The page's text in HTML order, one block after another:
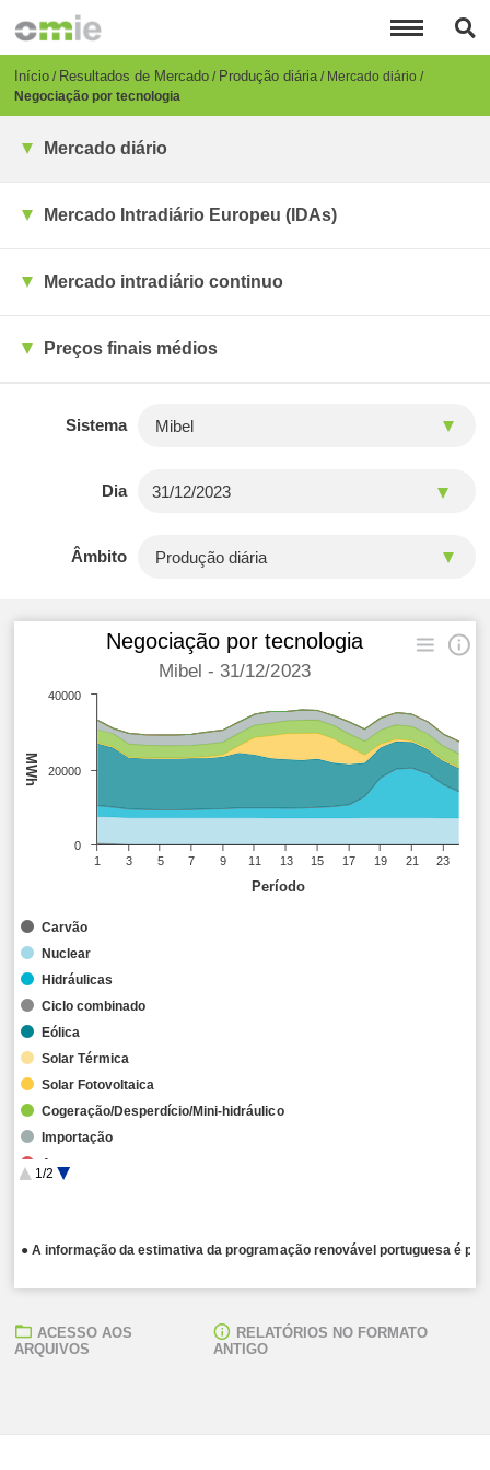
para
conteúdo
principal
Breadcrumb
Início Resultados de Mercado Produção diária Mercado diário
Negociação por tecnologia
Mercado diário
Mercado Intradiário Europeu (IDAs)
Mercado intradiário continuo
Preços finais médios
Sistema
Dia
Âmbito
Período
MWh
● A informação da estimativa da programação renovável portuguesa é
Negociação por tecnologia
Mibel - 31/12/2023
Carvão
Nuclear
Hidráulicas
Ciclo combinado
Eólica
Solar Térmica
Solar Fotovoltaica
Cogeração/Desperdício/Mini-hidráulico
Importação
Armazenamento
1/2
1 3 5 7 9 11 13 15 17 19 21 23
0
20000
40000
ACESSO AOS
ARQUIVOS
RELATÓRIOS NO FORMATO
ANTIGO